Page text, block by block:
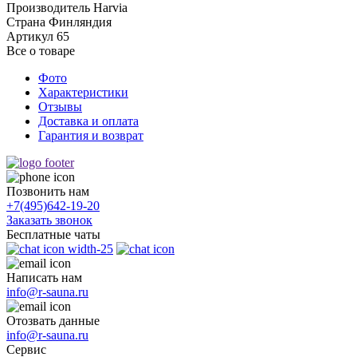
Производитель Harvia
Страна Финляндия
Артикул 65
Все о товаре
Фото
Характеристики
Отзывы
Доставка и оплата
Гарантия и возврат
Позвонить нам
+7(495)642-19-20
Заказать звонок
Бесплатные чаты
Написать нам
info@r-sauna.ru
Отозвать данные
info@r-sauna.ru
Сервис